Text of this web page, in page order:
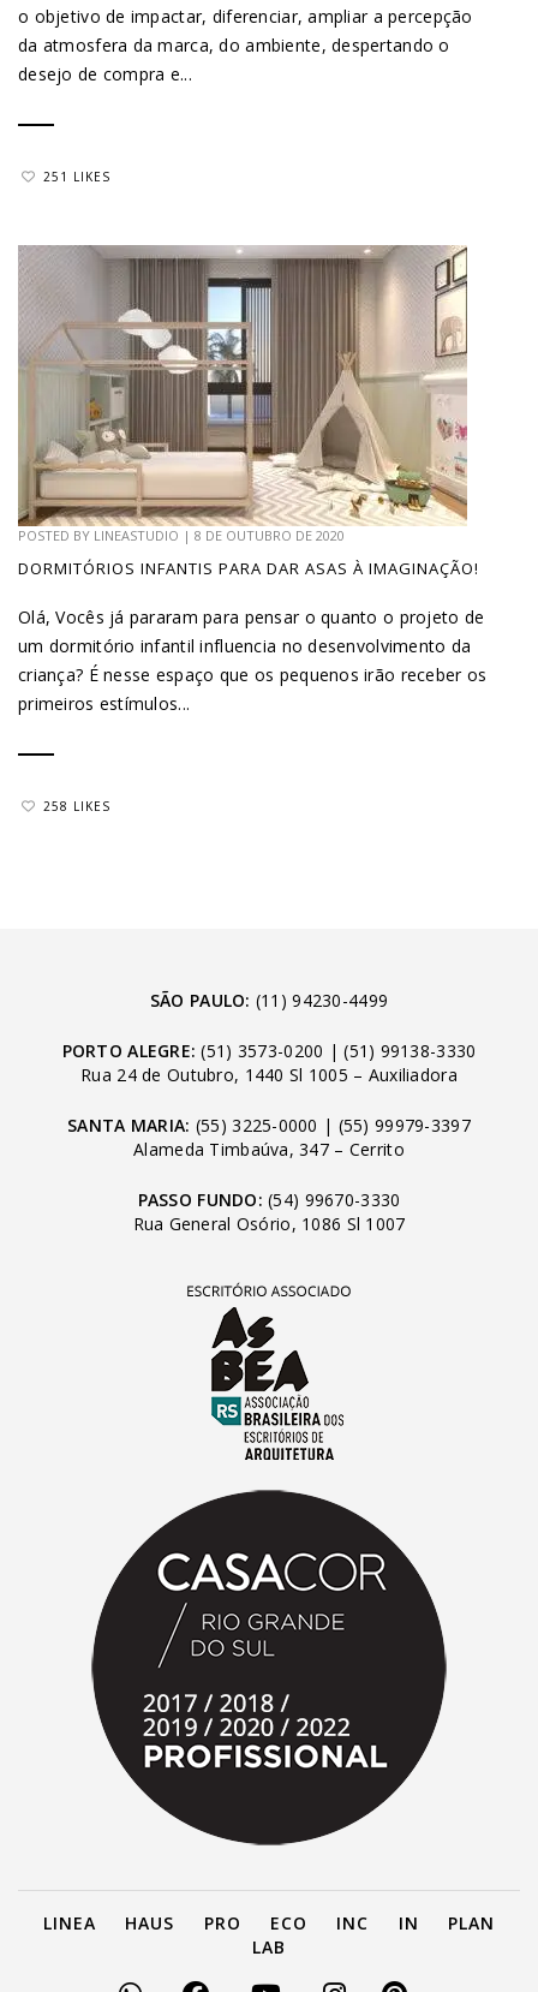
o objetivo de impactar, diferenciar, ampliar a percepção
da atmosfera da marca, do ambiente, despertando o
desejo de compra e...
251 LIKES
POSTED BY LINEASTUDIO | 8 DE OUTUBRO DE 2020
DORMITÓRIOS INFANTIS PARA DAR ASAS À IMAGINAÇÃO!
Olá, Vocês já pararam para pensar o quanto o projeto de
um dormitório infantil influencia no desenvolvimento da
criança? É nesse espaço que os pequenos irão receber os
primeiros estímulos...
258 LIKES
SÃO PAULO: (11) 94230-4499
PORTO ALEGRE: (51) 3573-0200 |(51) 99138-3330
Rua 24 de Outubro, 1440 Sl 1005 – Auxiliadora
SANTA MARIA: (55) 3225-0000 | (55) 99979-3397
Alameda Timbaúva, 347 – Cerrito
PASSO FUNDO: (54) 99670-3330
Rua General Osório, 1086 Sl 1007
LINEA HAUS PRO ECO INC IN
PLAN
LAB